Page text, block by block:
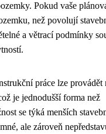
Pokud vaše
než povolují
a větrací podmínky
práce lze provádět
je jednodušší forma než
se týká menších
ale zároveň